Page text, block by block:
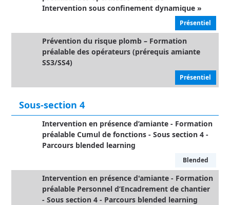
Intervention sous confinement dynamique »
Présentiel
Prévention du risque plomb – Formation
préalable des opérateurs (prérequis amiante
SS3/SS4)
Présentiel
Sous-section 4
Intervention en présence d’amiante - Formation
préalable Cumul de fonctions - Sous section 4 -
Parcours blended learning
Blended
Intervention en présence d'amiante - Formation
préalable Personnel d’Encadrement de chantier
- Sous section 4 - Parcours blended learning